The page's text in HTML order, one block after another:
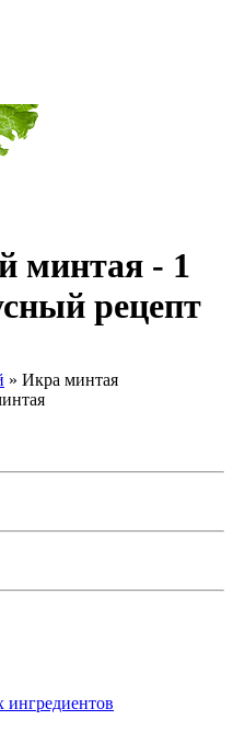
минтая - 1
рецепт
» Икра минтая